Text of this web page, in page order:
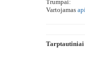
Trumpai:
Vartojamas
Tarptautiniai